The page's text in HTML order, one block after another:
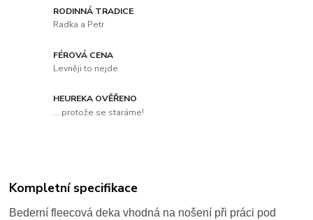
RODINNÁ TRADICE
Radka a Petr
FÉROVÁ CENA
Levněji to nejde
HEUREKA OVĚŘENO
... protože se staráme!
Kompletní specifikace
Bederní fleecová deka vhodná na nošení při práci pod